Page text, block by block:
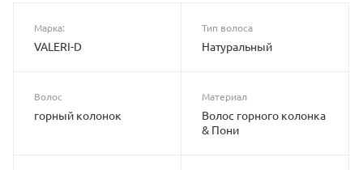
Марка:
VALERI-D
Тип волоса
Натуральный
Волос
горный колонок
Материал
Волос горного колонка
& Пони